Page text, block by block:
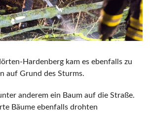
Hardenberg kam es ebenfalls zu
auf Grund des Sturms.
anderem ein Baum auf die Straße.
Bäume ebenfalls drohten